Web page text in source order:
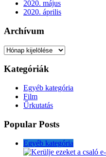
2020. május
2020. április
Archívum
Archívum
Kategóriák
Egyéb kategória
Film
Űrkutatás
Popular Posts
Egyéb kategória